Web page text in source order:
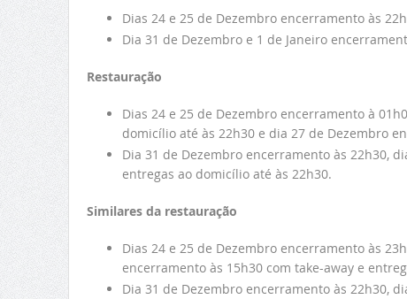
Dias 24 e 25 de Dezembro encerramento às
Dia 31 de Dezembro e 1 de Janeiro
Restauração
Dias 24 e 25 de Dezembro encerramento à
domicílio até às 22h30 e dia 27 de Dezembro
Dia 31 de Dezembro encerramento às 22h30,
entregas ao domicílio até às 22h30.
Similares da restauração
Dias 24 e 25 de Dezembro encerramento às
encerramento às 15h30 com take-away e
Dia 31 de Dezembro encerramento às 22h30,